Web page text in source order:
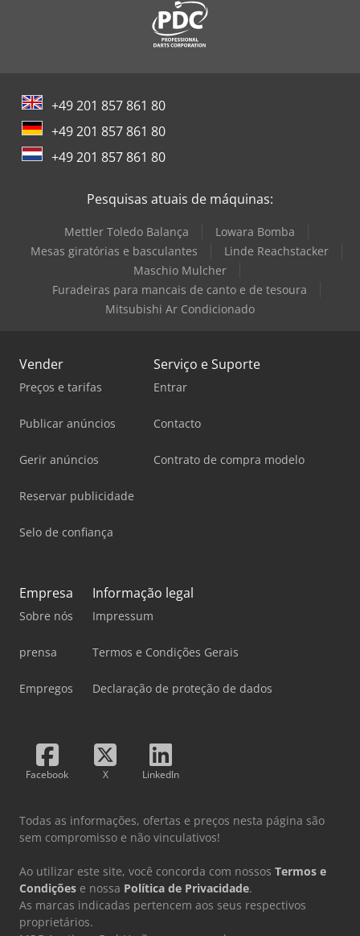
+49 201 857 861 80
+49 201 857 861 80
+49 201 857 861 80
Pesquisas atuais de máquinas:
Mettler Toledo Balança
Lowara Bomba
Mesas giratórias e basculantes
Linde Reachstacker
Maschio Mulcher
Furadeiras para mancais de canto e de tesoura
Mitsubishi Ar Condicionado
Vender
Preços e tarifas
Publicar anúncios
Gerir anúncios
Reservar publicidade
Selo de confiança
Serviço e Suporte
Entrar
Contacto
Contrato de compra modelo
Empresa
Sobre nós
prensa
Empregos
Informação legal
Impressum
Termos e Condições Gerais
Declaração de proteção de dados
Facebook X LinkedIn
Todas as informações, ofertas e preços nesta página são
sem compromisso e não vinculativos!
Ao utilizar este site, você concorda com nossos Termos e
Condições e nossa Política de Privacidade.
As marcas indicadas pertencem aos seus respectivos
proprietários.